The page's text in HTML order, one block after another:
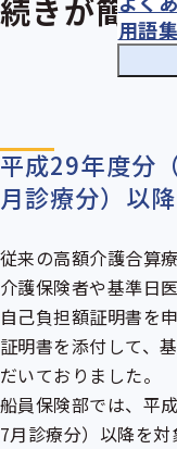
用語
続きが簡素
平成29年度分
月診療分）以
従来の高額介護合算
介護保険者や基準日
自己負担額証明書を
証明書を添付して、
だいておりました。
船員保険部では、平
7月診療分）以降を